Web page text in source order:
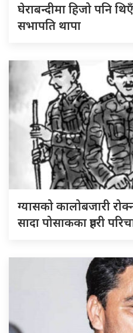
घेराबन्दीमा हिजो पनि
सभापति थापा
ग्यासको कालोबजारी
सादा पोसाकका प्रहरी